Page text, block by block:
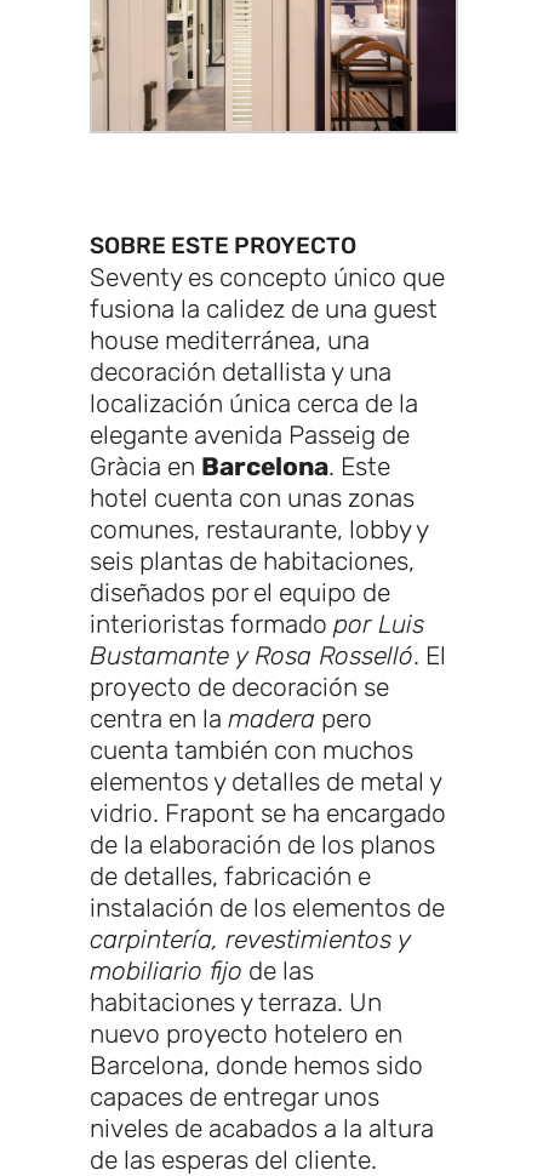
SOBRE ESTE PROYECTO
Seventy es concepto único que
fusiona la calidez de una guest
house mediterránea, una
decoración detallista y una
localización única cerca de la
elegante avenida Passeig de
Gràcia en Barcelona. Este
hotel cuenta con unas zonas
comunes, restaurante, lobby y
seis plantas de habitaciones,
diseñados por el equipo de
interioristas formado por Luis
Bustamante y Rosa Rosselló. El
proyecto de decoración se
centra en la madera pero
cuenta también con muchos
elementos y detalles de metal y
vidrio. Frapont se ha encargado
de la elaboración de los planos
de detalles, fabricación e
instalación de los elementos de
carpintería, revestimientos y
mobiliario fijo de las
habitaciones y terraza. Un
nuevo proyecto hotelero en
Barcelona, donde hemos sido
capaces de entregar unos
niveles de acabados a la altura
de las esperas del cliente.